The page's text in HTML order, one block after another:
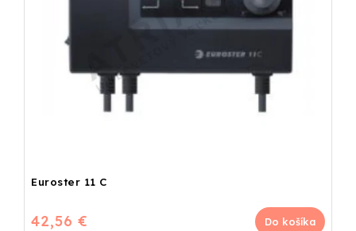
Euroster 11 C
42,56 € Do košíka